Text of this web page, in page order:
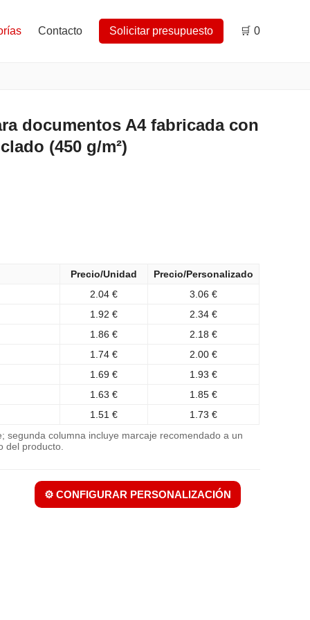
Contacto Solicitar presupuesto 🛒 0
documentos A4 fabricada con
(450 g/m²)
Precio/Unidad
Precio/Personalizado
2.04 €
3.06 €
1.92 €
2.34 €
1.86 €
2.18 €
1.74 €
2.00 €
1.69 €
1.93 €
1.63 €
1.85 €
1.51 €
1.73 €
segunda columna incluye marcaje recomendado a un
del producto.
⚙️ CONFIGURAR PERSONALIZACIÓN